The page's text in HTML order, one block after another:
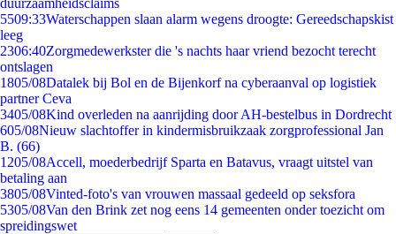
duurzaamheidsclaims
5509:33Waterschappen slaan alarm wegens droogte: Gereedschapskist
leeg
2306:40Zorgmedewerkster die 's nachts haar vriend bezocht terecht
ontslagen
1805/08Datalek bij Bol en de Bijenkorf na cyberaanval op logistiek
partner Ceva
3405/08Kind overleden na aanrijding door AH-bestelbus in Dordrecht
605/08Nieuw slachtoffer in kindermisbruikzaak zorgprofessional Jan
B. (66)
1205/08Accell, moederbedrijf Sparta en Batavus, vraagt uitstel van
betaling aan
3805/08Vinted-foto's van vrouwen massaal gedeeld op seksfora
5305/08Van den Brink zet nog eens 14 gemeenten onder toezicht om
spreidingswet